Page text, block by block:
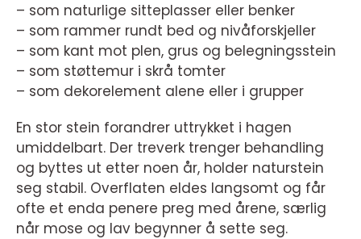
– som naturlige sitteplasser eller benker
– som rammer rundt bed og nivåforskjeller
– som kant mot plen, grus og belegningsstein
– som støttemur i skrå tomter
– som dekorelement alene eller i grupper
En stor stein forandrer uttrykket i hagen
umiddelbart. Der treverk trenger behandling
og byttes ut etter noen år, holder naturstein
seg stabil. Overflaten eldes langsomt og får
ofte et enda penere preg med årene, særlig
når mose og lav begynner å sette seg.